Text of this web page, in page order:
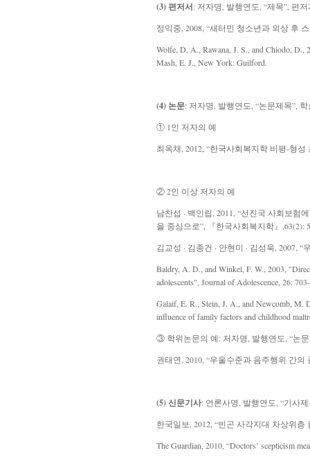
(3) 편저서: 저자명, 발행연도, “제목”, 편
정익중, 2008, “새터민 청소년과 외상 후
Wolfe, D. A., Rawana, J. S., and Chiodo, D.,
Mash, E. J., New York: Guilford.
(4) 논문: 저자명, 발행연도, “논문제목”,
① 1인 저자의 예
최옥채, 2012, “한국사회복지학 비평-형
② 2인 이상 저자의 예
남찬섭 · 백인립, 2011, “선진국 사회보험
을 중심으로”, 『한국사회복지학』,63(2):
김교성 · 김종건 · 안현미 · 김성욱, 2007,
Baldry, A. D., and Winkel, F. W., 2003,
adolescents", Journal of Adolescence, 26:
Galaif, E. R., Stein, J. A., and Newcomb, M.
influence of family factors and childhood
③ 학위논문의 예: 저자명, 발행연도, “논
권태연, 2010, “우울수준과 음주행위 간
(5) 신문기사: 언론사명, 발행연도, “기사
한국일보, 2012, “빈곤 사각지대 차상위층
The Guardian, 2010, “Doctors’ scepticism